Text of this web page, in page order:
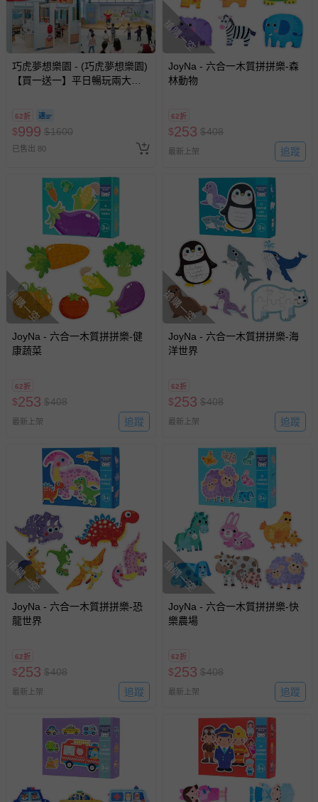
巧虎夢想樂園 - (巧虎夢想樂園)
【買一送一】平日暢玩兩大一
換，贈送券現場領取)-效期至
2026/10/16 正券逾期視同現金
券使用
62折
$999 $1600
已售出 80
搶購一空
JoyNa - 六合一木質拼拼樂-森
林動物
62折
$253 $408
最新上架 追蹤
搶購一空
JoyNa - 六合一木質拼拼樂-健
康蔬菜
62折
$253 $408
最新上架 追蹤
搶購一空
JoyNa - 六合一木質拼拼樂-海
洋世界
62折
$253 $408
最新上架 追蹤
搶購一空
JoyNa - 六合一木質拼拼樂-恐
龍世界
62折
$253 $408
最新上架 追蹤
搶購一空
JoyNa - 六合一木質拼拼樂-快
樂農場
62折
$253 $408
最新上架 追蹤